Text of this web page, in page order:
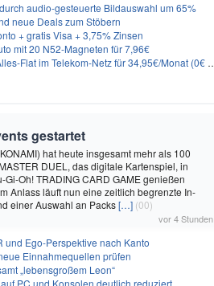
audio-gesteuerte Bildauswahl um 65%
neue Deals zum Stöbern
+ gratis Visa + 3,75% Zinsen
mit 20 N52-Magneten für 7,96€
Flat im Telekom-Netz für 34,95€/Monat (0€ AG)
gestartet
hat heute insgesamt mehr als 100
DUEL, das digitale Kartenspiel, in
Oh! TRADING CARD GAME genießen
Anlass läuft nun eine zeitlich begrenzte In-
einer Auswahl an Packs[…] (00)
vor 4 Stunden
und Ego-Perspektive nach Kanto
Einnahmequellen prüfen
„lebensgroßem Leon“
PC und Konsolen deutlich reduziert